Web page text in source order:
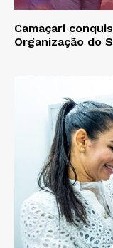
Camaçari
Organização do